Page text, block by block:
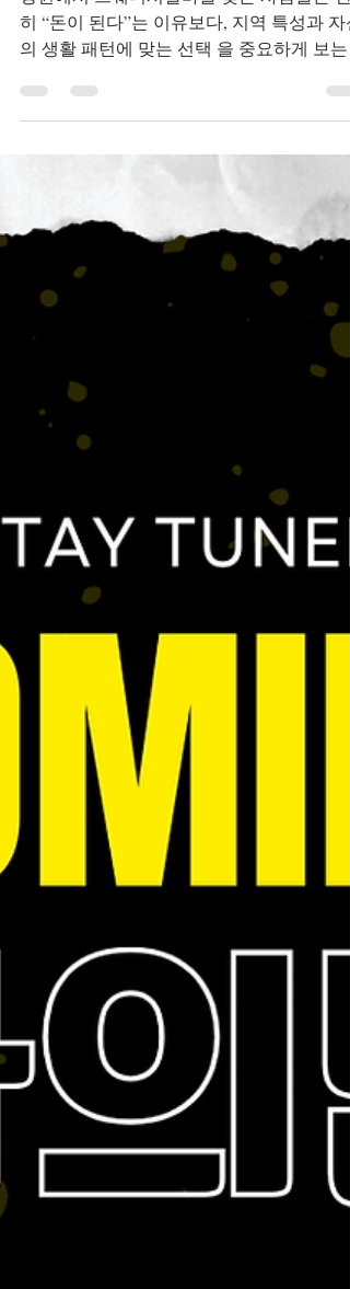
사람이 선택할까?
창원에서 스웨디시알바를 찾는 사람들은 단
우가 많습니다. 서울이나 수도권과는 다른 창
원만의 분위기 속에서, 어떤 사람들이 이 알
를 선택하는지 유형별로 살펴보면 흐름이 분
명해집니다. 창원 스웨디시알바 1. 안정적인
투잡을 원하는 직장인 여성 창원은 제조업·사
무직 종사자가 많은 도시 특성상, 퇴근 후 투
을 고민하는 직장인 여성 비중이 적지 않습니
다.이들은 밤늦게까지 이어지는 유흥알바보
는, 근무 시간과 루틴이 비교적 정해진 스웨
시알바 를 선호하는 경향이 있습니다. 퇴근
몇 시간만 근무 가능 출근 강요 없는 구조 선
월 목표 수입을 안정적으로 채우고 싶은 유형
👉 “크게 벌기보다, 꾸준히 보태는 수입”을
하는 사람들이 많이 선택합니다. 창원 스웨디
시알바 창원 스웨디시알바 2. 초보·경험 없는
상태에서 시작하려는 사람 창원 스웨디시알
를 알아보는